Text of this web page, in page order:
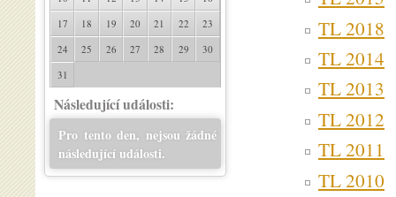
17
18 19 20 21 22
23
24
25 26 27 28 29
30
31
Následující události:
Pro tento den, nejsou žádné
následující události.
TL 2018
TL 2014
TL 2013
TL 2012
TL 2011
TL 2010